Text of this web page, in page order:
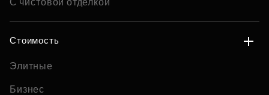
С чистовой отделкой
Стоимость
Элитные
Бизнес